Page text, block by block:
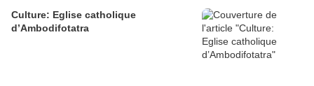
Culture: Eglise catholique
d’Ambodifotatra